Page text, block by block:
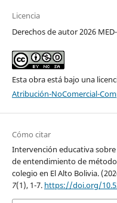
Licencia
Derechos de autor 2026
Esta obra está bajo una
Atribución-NoComercial-
Cómo citar
Intervención educativa
de entendimiento de
colegio en El Alto Bolivia.
7(1), 1-7. https://doi.org/